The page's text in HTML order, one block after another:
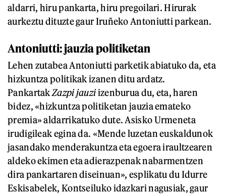
aldarri, hiru pankarta, hiru pregoilari. Hirurak
aurkeztu dituzte gaur Iruñeko Antoniutti parkean.
Antoniutti: jauzia politiketan
Lehen zutabea Antoniutti parketik abiatuko da, eta
hizkuntza politikak izanen ditu ardatz.
PankartakZazpi jauziizenburua du, eta, haren
bidez, «hizkuntza politiketan jauzia emateko
premia» aldarrikatuko dute. Asisko Urmeneta
irudigileak egina da. «Mende luzetan euskaldunok
jasandako menderakuntza eta egoera iraultzearen
aldeko ekimen eta adierazpenak nabarmentzen
dira pankartaren diseinuan», esplikatu du Idurre
Eskisabelek, Kontseiluko idazkari nagusiak, gaur